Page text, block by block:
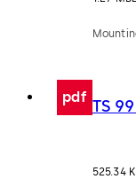
pdf TS
525.34